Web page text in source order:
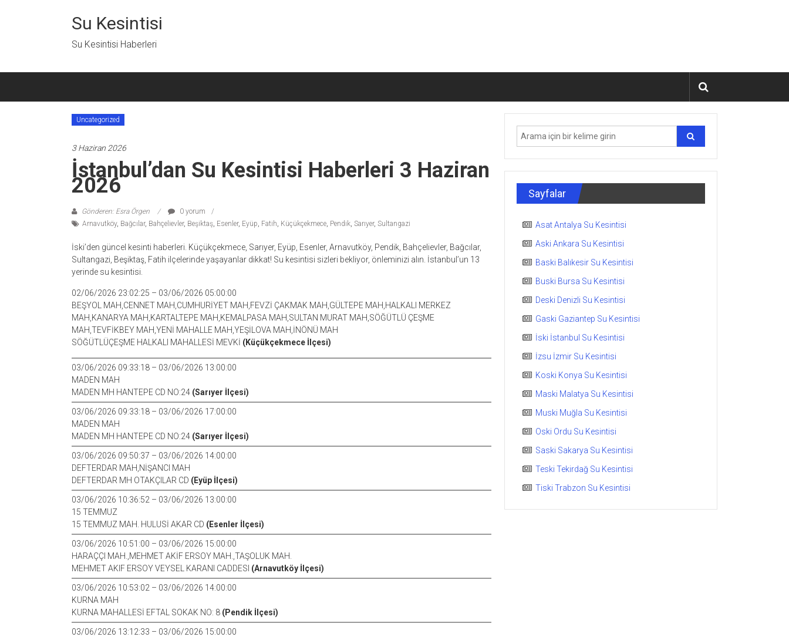
Su Kesintisi
Su Kesintisi Haberleri
Uncategorized
3 Haziran 2026
İstanbul’dan Su Kesintisi Haberleri 3 Haziran
2026
Gönderen: Esra Örgen
0 yorum
Arnavutköy, Bağcılar, Bahçelievler, Beşiktaş, Esenler, Eyüp, Fatih, Küçükçekmece, Pendik, Sarıyer, Sultangazi
İski’den güncel kesinti haberleri. Küçükçekmece, Sarıyer, Eyüp, Esenler, Arnavutköy, Pendik, Bahçelievler, Bağcılar,
Sultangazi, Beşiktaş, Fatih ilçelerinde yaşayanlar dikkat! Su kesintisi sizleri bekliyor, önleminizi alın. İstanbul’un 13
yerinde su kesintisi.
02/06/2026 23:02:25 – 03/06/2026 05:00:00
BEŞYOL MAH,CENNET MAH,CUMHURİYET MAH,FEVZİ ÇAKMAK MAH,GÜLTEPE MAH,HALKALI MERKEZ
MAH,KANARYA MAH,KARTALTEPE MAH,KEMALPASA MAH,SULTAN MURAT MAH,SÖĞÜTLÜ ÇEŞME
MAH,TEVFİKBEY MAH,YENİ MAHALLE MAH,YEŞİLOVA MAH,İNÖNÜ MAH
SÖĞÜTLÜÇEŞME HALKALI MAHALLESİ MEVKİ (Küçükçekmece İlçesi)
03/06/2026 09:33:18 – 03/06/2026 13:00:00
MADEN MAH
MADEN MH HANTEPE CD NO:24 (Sarıyer İlçesi)
03/06/2026 09:33:18 – 03/06/2026 17:00:00
MADEN MAH
MADEN MH HANTEPE CD NO:24 (Sarıyer İlçesi)
03/06/2026 09:50:37 – 03/06/2026 14:00:00
DEFTERDAR MAH,NİŞANCI MAH
DEFTERDAR MH OTAKÇILAR CD (Eyüp İlçesi)
03/06/2026 10:36:52 – 03/06/2026 13:00:00
15 TEMMUZ
15 TEMMUZ MAH. HULUSİ AKAR CD (Esenler İlçesi)
03/06/2026 10:51:00 – 03/06/2026 15:00:00
HARAÇÇI MAH.,MEHMET AKİF ERSOY MAH.,TAŞOLUK MAH.
MEHMET AKIF ERSOY VEYSEL KARANI CADDESI (Arnavutköy İlçesi)
03/06/2026 10:53:02 – 03/06/2026 14:00:00
KURNA MAH
KURNA MAHALLESİ EFTAL SOKAK NO: 8 (Pendik İlçesi)
03/06/2026 13:12:33 – 03/06/2026 15:00:00
Sayfalar
Asat Antalya Su Kesintisi
Aski Ankara Su Kesintisi
Baski Balıkesir Su Kesintisi
Buski Bursa Su Kesintisi
Deski Denizli Su Kesintisi
Gaski Gaziantep Su Kesintisi
İski İstanbul Su Kesintisi
İzsu İzmir Su Kesintisi
Koski Konya Su Kesintisi
Maski Malatya Su Kesintisi
Muski Muğla Su Kesintisi
Oski Ordu Su Kesintisi
Saski Sakarya Su Kesintisi
Teski Tekirdağ Su Kesintisi
Tiski Trabzon Su Kesintisi